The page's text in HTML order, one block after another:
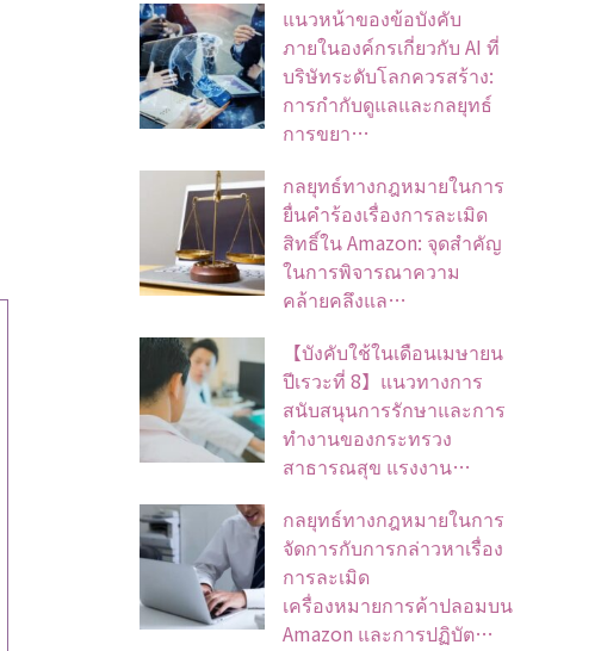
แนวหน้าของข้อบังคับ
ภายในองค์กรเกี่ยวกับ AI ที่
บริษัทระดับโลกควรสร้าง:
การกำกับดูแลและกลยุทธ์
การขยา…
กลยุทธ์ทางกฎหมายในการ
ยื่นคำร้องเรื่องการละเมิด
สิทธิ์ใน Amazon: จุดสำคัญ
ในการพิจารณาความ
คล้ายคลึงแล…
【บังคับใช้ในเดือนเมษายน
ปีเรวะที่ 8】แนวทางการ
สนับสนุนการรักษาและการ
ทำงานของกระทรวง
สาธารณสุข แรงงาน…
กลยุทธ์ทางกฎหมายในการ
จัดการกับการกล่าวหาเรื่อง
การละเมิด
เครื่องหมายการค้าปลอมบน
Amazon และการปฏิบัต…